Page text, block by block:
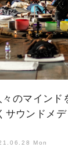
のマインド
サウンドメ
Mon